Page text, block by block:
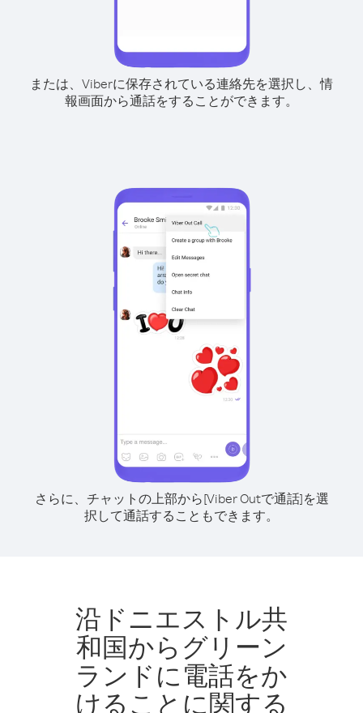
または、Viberに保存されている連絡先を選択し、情
報画面から通話をすることができます。
さらに、チャットの上部から[Viber Outで通話]を選
択して通話することもできます。
沿ドニエストル共
和国からグリーン
ランドに電話をか
けることに関する